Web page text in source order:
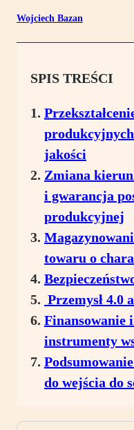
Wojciech Bazan
SPIS TREŚCI
jakości
Zmiana
i gwarancja
produkcyjnej
towaru o
Przemysł 4.0
Finansowanie
instrumenty
do wejścia do